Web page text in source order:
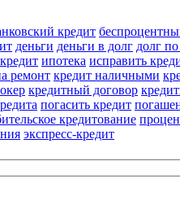
кредит
деньги деньги в долг долг
ипотека исправить
ремонт кредит наличными
кредитный договор
погасить кредит
кредитование
экспресс-кредит